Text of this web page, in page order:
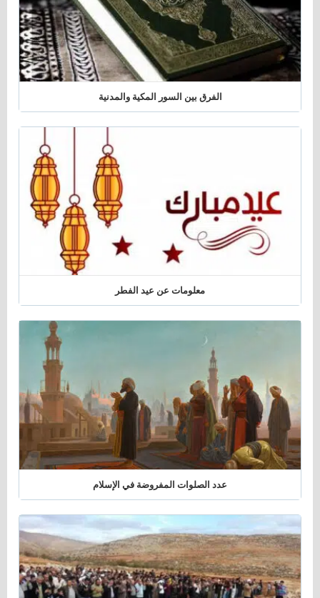
الفرق بين السور المكية والمدنية
معلومات عن عيد الفطر
عدد الصلوات المفروضة في الإسلام